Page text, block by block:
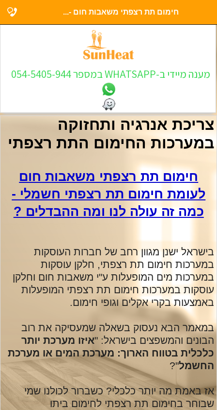
חימום תת רצפתי משאבות חום -...
מענה מיידי ב-WHATSAPP במספר 054-5405-944
צריכת אנרגיה ותחזוקה
במערכות החימום התת רצפתי
חימום תת רצפתי משאבות חום
לעומת חימום תת רצפתי חשמלי -
כמה זה עולה לנו ומה ההבדלים ?
בישראל ישנן מגוון רחב של חברות העוסקות
במערכות חימום תת רצפתי, חלקן עוסקות
במערכות מים המופעלות ע"י משאבות חום וחלקן
עוסקות במערכות חימום תת רצפתי המופעלות
באמצעות בקרי אקלים וגופי חימום.
במאמר הבא נעסוק בשאלה שמעסיקה את רוב
הבונים והמשפצים בישראל: "איזו מערכת יותר
כלכלית בטווח הארוך: מערכת המים או מערכת
החשמל"?
אז באמת מה יותר כלכלי? כשברור לכולנו שמי
שבוחר בחימום תת רצפתי לחימום ביתו